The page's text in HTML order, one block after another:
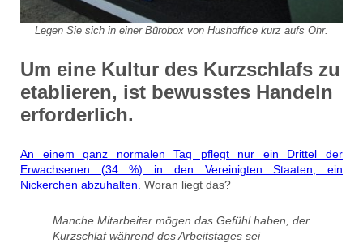
Legen Sie sich in einer Bürobox von Hushoffice kurz aufs Ohr.
Um eine Kultur des Kurzschlafs zu
etablieren, ist bewusstes Handeln
erforderlich.
An einem ganz normalen Tag pflegt nur ein Drittel der
Erwachsenen (34 %) in den Vereinigten Staaten, ein
Nickerchen abzuhalten. Woran liegt das?
Manche Mitarbeiter mögen das Gefühl haben, der
Kurzschlaf während des Arbeitstages sei